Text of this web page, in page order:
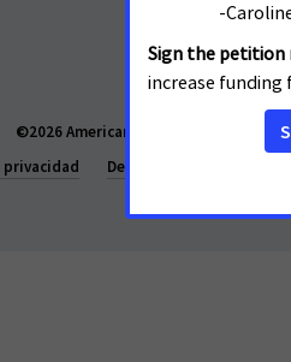
©2026 American Cancer Society
Declaración de Privacidad